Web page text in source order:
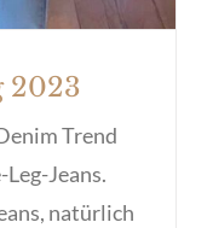
2023
Trend
Jeans.
natürlich